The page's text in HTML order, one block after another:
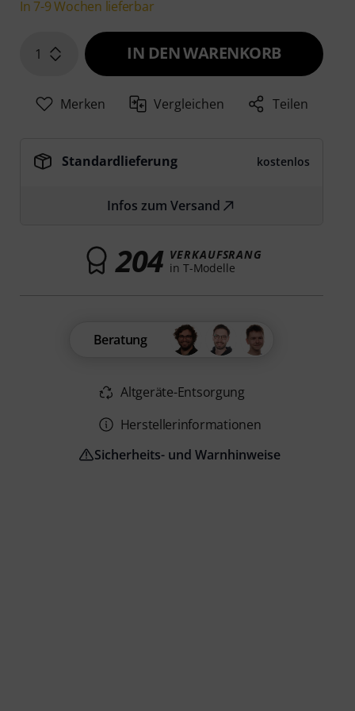
In 7-9 Wochen lieferbar
1 IN DEN WARENKORB
Merken Vergleichen Teilen
Standardlieferung kostenlos
Infos zum Versand
204 VERKAUFSRANG
in T-Modelle
Beratung
Altgeräte-Entsorgung
Herstellerinformationen
Sicherheits- und Warnhinweise